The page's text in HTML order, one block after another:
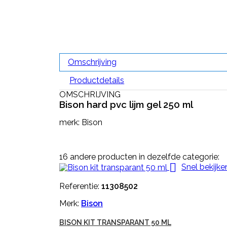
Omschrijving
Productdetails
OMSCHRIJVING
Bison hard pvc lijm gel 250 ml
merk: Bison
16 andere producten in dezelfde categorie:
 Snel
Referentie: 11308502
Merk: Bison
BISON KIT TRANSPARANT 50 ML